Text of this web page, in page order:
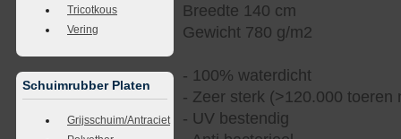
Tricotkous
Vering
Schuimrubber Platen
Grijsschuim/Antraciet
Breedte 140 cm
Gewicht 780 g/m2
- 100% waterdicht
- Zeer sterk (>120.000 toeren
- UV bestendig